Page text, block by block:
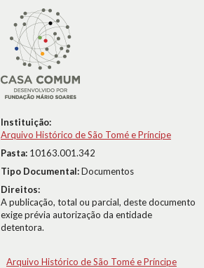
Instituição:
Arquivo Histórico de São Tomé e Príncipe
Pasta: 10163.001.342
Tipo Documental:Documentos
Direitos:
A publicação, total ou parcial, deste documento
exige prévia autorização da entidade
detentora.
Arquivo Histórico de São Tomé e Príncipe